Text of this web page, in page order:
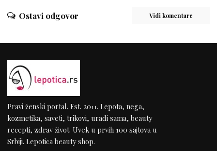
Ostavi odgovor Vidi komentare
Pravi ženski portal. Est. 2011. Lepota, nega,
kozmetika, saveti, trikovi, uradi sama, beauty
recepti, zdrav život. Uvek u prvih 100 sajtova u
Srbiji. Lepotica beauty shop.